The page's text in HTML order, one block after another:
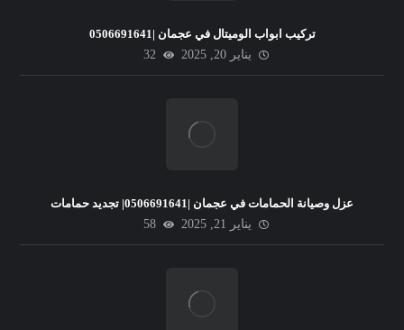
تركيب ابواب الوميتال في عجمان |0506691641
يناير 20, 2025
32
عزل وصيانة الحمامات في عجمان |0506691641| تجديد حمامات
يناير 21, 2025
58